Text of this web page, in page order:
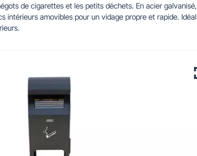
Mobilier pour crèches & maternelles
de cigarettes et les petits déchets. En acier galvanisé,
intérieurs amovibles pour un vidage propre et rapide. Idéal